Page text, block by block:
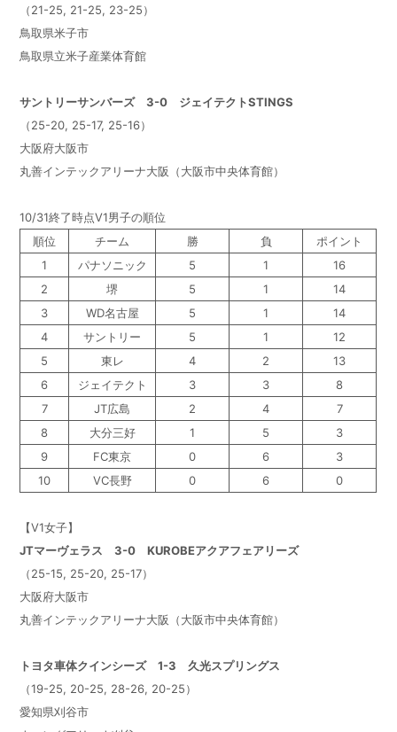
（21-25, 21-25, 23-25）
鳥取県米子市
鳥取県立米子産業体育館
サントリーサンバーズ 3-0 ジェイテクトSTINGS
（25-20, 25-17, 25-16）
大阪府大阪市
丸善インテックアリーナ大阪（大阪市中央体育館）
10/31終了時点V1男子の順位
順位
チーム 勝 負
ポイント
1
パナソニック 5 1
16
2
堺 5 1
14
3
WD名古屋 5 1
14
4
サントリー 5 1
12
5
東レ 4 2
13
6
ジェイテクト 3 3
8
7
JT広島 2 4
7
8
大分三好 1 5
3
9
FC東京 0 6
3
10
VC長野 0 6 0
【V1女子】
JTマーヴェラス 3-0 KUROBEアクアフェアリーズ
（25-15, 25-20, 25-17）
大阪府大阪市
丸善インテックアリーナ大阪（大阪市中央体育館）
トヨタ車体クインシーズ 1-3 久光スプリングス
（19-25, 20-25, 28-26, 20-25）
愛知県刈谷市